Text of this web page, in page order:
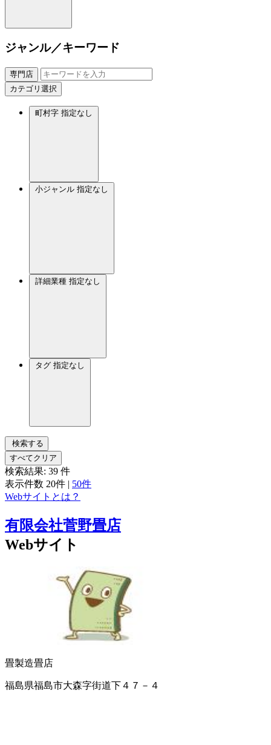
ジャンル／キーワード
専門店
カテゴリ選択
町村字 指定なし
小ジャンル 指定なし
詳細業種 指定なし
タグ 指定なし
検索する
すべてクリア
検索結果: 39 件
表示件数 20件 | 50件
Webサイトとは？
有限会社菅野畳店
Webサイト
畳製造畳店
福島県福島市大森字街道下４７－４